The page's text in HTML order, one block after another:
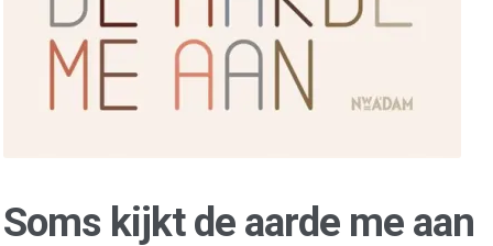
Soms kijkt de aarde me aan